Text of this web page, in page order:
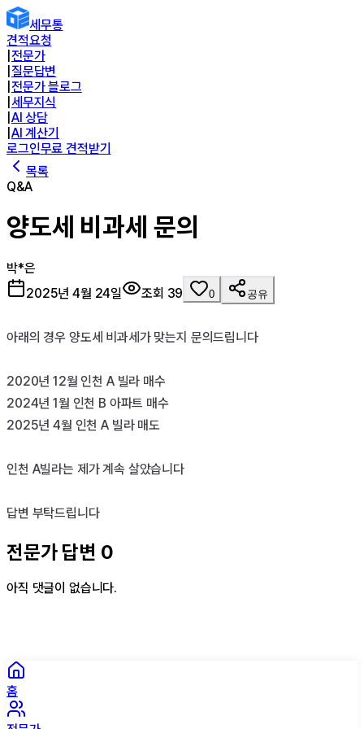
세무통
견적요청
전문가
질문답변
전문가 블로그
세무지식
AI 상담
AI 계산기
로그인무료 견적받기
목록
Q&A
양도세 비과세 문의
박*은
2025년 4월 24일
조회 39 0 공유
아래의 경우 양도세 비과세가 맞는지 문의드립니다
2020년 12월 인천 A 빌라 매수
2024년 1월 인천 B 아파트 매수
2025년 4월 인천 A 빌라 매도
인천 A빌라는 제가 계속 살았습니다
답변 부탁드립니다
전문가 답변 0
아직 댓글이 없습니다.
홈